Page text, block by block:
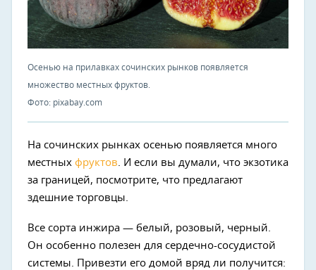
Осенью на прилавках сочинских рынков появляется
множество местных фруктов.
Фото: pixabay.com
На сочинских рынках осенью появляется много
местных фруктов. И если вы думали, что экзотика
за границей, посмотрите, что предлагают
здешние торговцы.
Все сорта инжира — белый, розовый, черный.
Он особенно полезен для сердечно-сосудистой
системы. Привезти его домой вряд ли получится: